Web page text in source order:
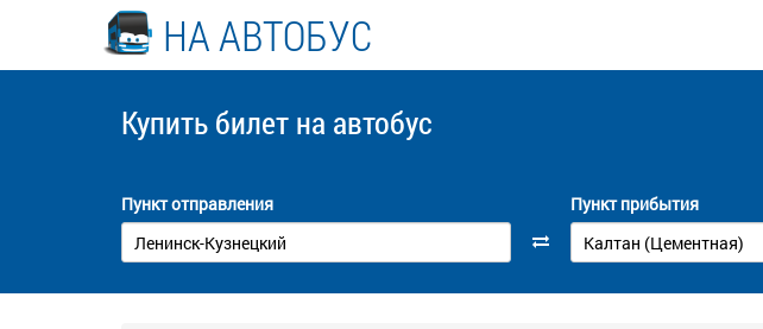
НА АВТОБУС
Купить билет на автобус
Пункт отправления Пункт прибытия